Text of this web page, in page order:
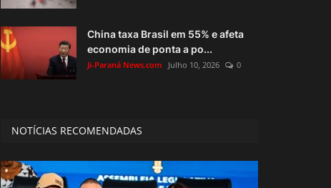
China taxa Brasil em 55% e afeta
economia de ponta a po...
Ji-Paraná News.com Julho 10, 2026 0
NOTÍCIAS RECOMENDADAS